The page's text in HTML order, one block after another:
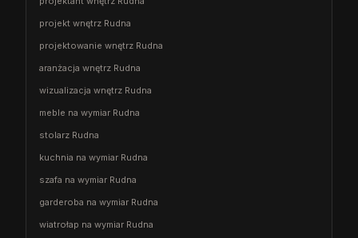
projekt wnętrz Rudna
projektowanie wnętrz Rudna
aranżacja wnętrz Rudna
wizualizacja wnętrz Rudna
meble na wymiar Rudna
stolarz Rudna
kuchnia na wymiar Rudna
szafa na wymiar Rudna
garderoba na wymiar Rudna
wiatrołap na wymiar Rudna